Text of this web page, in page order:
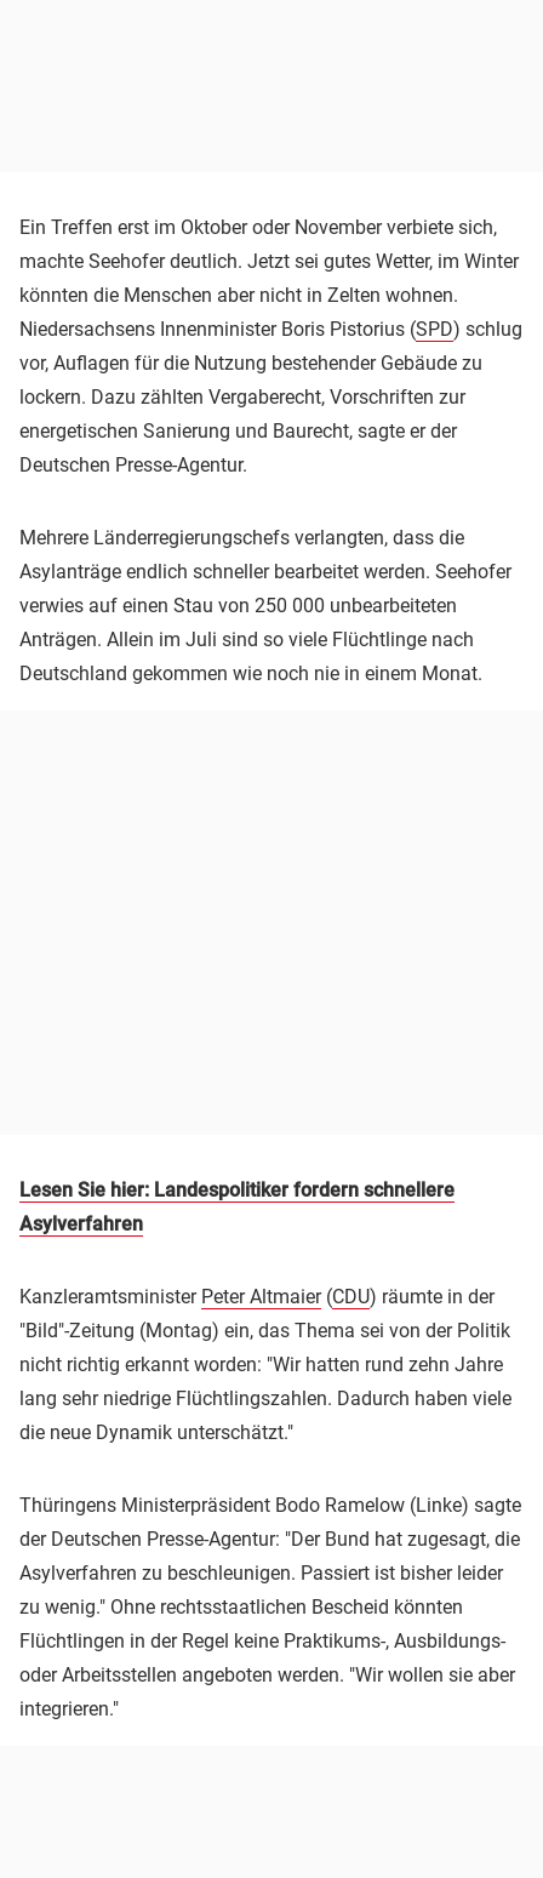
Ein Treffen erst im Oktober oder November verbiete sich,
machte Seehofer deutlich. Jetzt sei gutes Wetter, im Winter
könnten die Menschen aber nicht in Zelten wohnen.
Niedersachsens Innenminister Boris Pistorius (SPD) schlug
vor, Auflagen für die Nutzung bestehender Gebäude zu
lockern. Dazu zählten Vergaberecht, Vorschriften zur
energetischen Sanierung und Baurecht, sagte er der
Deutschen Presse-Agentur.
Mehrere Länderregierungschefs verlangten, dass die
Asylanträge endlich schneller bearbeitet werden. Seehofer
verwies auf einen Stau von 250 000 unbearbeiteten
Anträgen. Allein im Juli sind so viele Flüchtlinge nach
Deutschland gekommen wie noch nie in einem Monat.
Lesen Sie hier: Landespolitiker fordern schnellere
Asylverfahren
Kanzleramtsminister Peter Altmaier(CDU) räumte in der
"Bild"-Zeitung (Montag) ein, das Thema sei von der Politik
nicht richtig erkannt worden: "Wir hatten rund zehn Jahre
lang sehr niedrige Flüchtlingszahlen. Dadurch haben viele
die neue Dynamik unterschätzt."
Thüringens Ministerpräsident Bodo Ramelow (Linke) sagte
der Deutschen Presse-Agentur: "Der Bund hat zugesagt, die
Asylverfahren zu beschleunigen. Passiert ist bisher leider
zu wenig." Ohne rechtsstaatlichen Bescheid könnten
Flüchtlingen in der Regel keine Praktikums-, Ausbildungs-
oder Arbeitsstellen angeboten werden. "Wir wollen sie aber
integrieren."